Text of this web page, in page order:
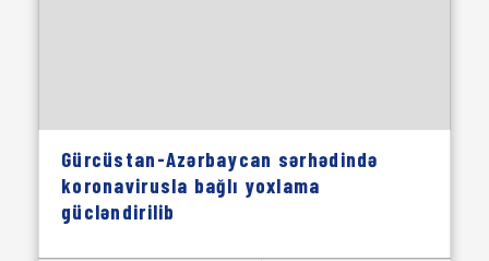
Gürcüstan-Azərbaycan sərhədində
koronavirusla bağlı yoxlama
gücləndirilib